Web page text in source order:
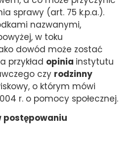
sprawy (art. 75 k.p.a.).
nazwanymi,
w toku
dowód może zostać
przykład opinia instytutu
czy rodzinny
o którym mówi
r. o pomocy społecznej.
postępowaniu